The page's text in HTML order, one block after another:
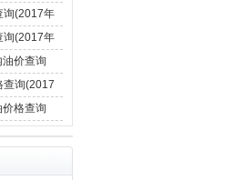
询(2017年
询(2017年
价查询
查询(2017
格查询